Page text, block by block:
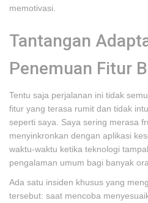
memotivasi.
Tantangan
Penemuan Fitur
Tentu saja perjalanan ini tidak
fitur yang terasa rumit dan tidak
seperti saya. Saya sering merasa
menyinkronkan dengan aplikasi
waktu-waktu ketika teknologi
pengalaman umum bagi banyak
Ada satu insiden khusus yang
tersebut: saat mencoba